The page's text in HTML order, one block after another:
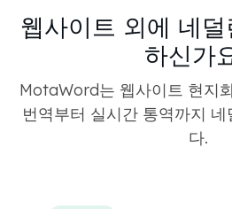
웹사이트 외에 네
하신가
MotaWord는 웹사이트 현지
번역부터 실시간 통역까지
다.